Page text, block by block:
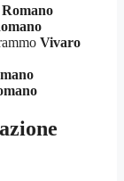
Vivaro